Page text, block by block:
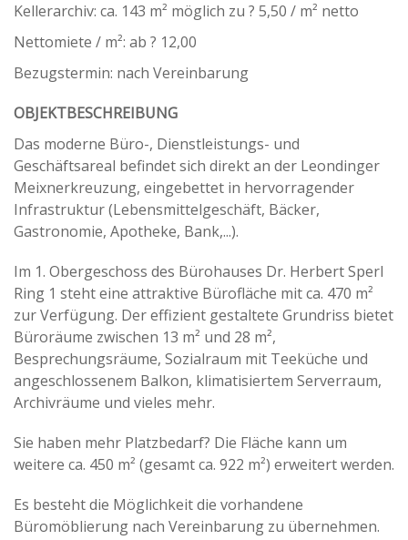
Kellerarchiv: ca. 143 m² möglich zu ? 5,50 / m² netto
Nettomiete / m²: ab ? 12,00
Bezugstermin: nach Vereinbarung
OBJEKTBESCHREIBUNG
Das moderne Büro-, Dienstleistungs- und
Geschäftsareal befindet sich direkt an der Leondinger
Meixnerkreuzung, eingebettet in hervorragender
Infrastruktur (Lebensmittelgeschäft, Bäcker,
Gastronomie, Apotheke, Bank,...).
Im 1. Obergeschoss des Bürohauses Dr. Herbert Sperl
Ring 1 steht eine attraktive Bürofläche mit ca. 470 m²
zur Verfügung. Der effizient gestaltete Grundriss bietet
Büroräume zwischen 13 m² und 28 m²,
Besprechungsräume, Sozialraum mit Teeküche und
angeschlossenem Balkon, klimatisiertem Serverraum,
Archivräume und vieles mehr.
Sie haben mehr Platzbedarf? Die Fläche kann um
weitere ca. 450 m² (gesamt ca. 922 m²) erweitert werden.
Es besteht die Möglichkeit die vorhandene
Büromöblierung nach Vereinbarung zu übernehmen.